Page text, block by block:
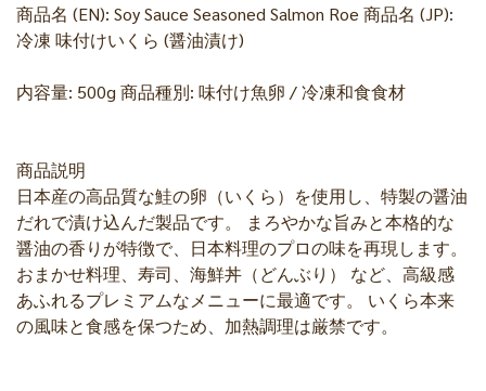
商品名 (EN): Soy Sauce Seasoned Salmon Roe 商品名 (JP):
冷凍 味付けいくら (醤油漬け)
内容量: 500g 商品種別: 味付け魚卵 / 冷凍和食食材
商品説明
日本産の高品質な鮭の卵（いくら）を使用し、特製の醤油
だれで漬け込んだ製品です。 まろやかな旨みと本格的な
醤油の香りが特徴で、日本料理のプロの味を再現します。
おまかせ料理、寿司、海鮮丼（どんぶり） など、高級感
あふれるプレミアムなメニューに最適です。 いくら本来
の風味と食感を保つため、加熱調理は厳禁です。